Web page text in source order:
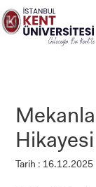
Lütfen
dikkat:
Bu
sistemi
içerir.
Hikayesi
Tarih : 16.12.2025